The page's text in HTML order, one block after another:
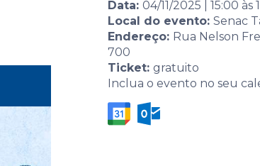
Eventos
Agenda de
Evento
2º
Data: 04/11/2025 15:00 às
Local do evento: Senac
Endereço: Rua Nelson
700
Ticket: gratuito
Inclua o evento no seu